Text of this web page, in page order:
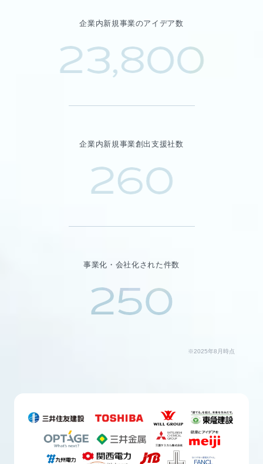
企業内新規事業のアイデア数
23,800
企業内新規事業創出支援社数
260
事業化・会社化された件数
250
※2025年8月時点